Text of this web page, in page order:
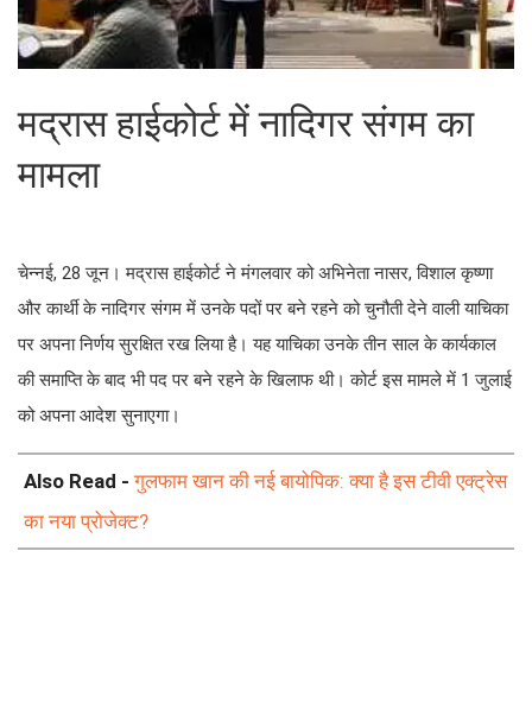
मद्रास हाईकोर्ट में नादिगर संगम का
मामला
चेन्नई, 28 जून। मद्रास हाईकोर्ट ने मंगलवार को अभिनेता नासर, विशाल कृष्णा
और कार्थी के नादिगर संगम में उनके पदों पर बने रहने को चुनौती देने वाली याचिका
पर अपना निर्णय सुरक्षित रख लिया है। यह याचिका उनके तीन साल के कार्यकाल
की समाप्ति के बाद भी पद पर बने रहने के खिलाफ थी। कोर्ट इस मामले में 1 जुलाई
को अपना आदेश सुनाएगा।
Also Read -गुलफाम खान की नई बायोपिक: क्या है इस टीवी एक्ट्रेस
का नया प्रोजेक्ट?